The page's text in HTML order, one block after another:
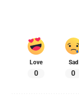
Love
0
Sad
0